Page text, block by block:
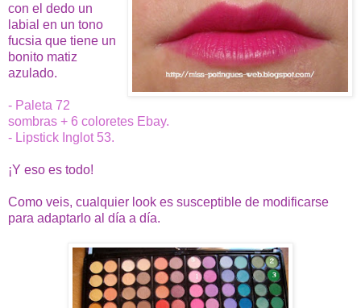
con el dedo un
labial en un tono
fucsia que tiene un
bonito matiz
azulado.
- Paleta 72
sombras + 6 coloretes Ebay.
- Lipstick Inglot 53.
¡Y eso es todo!
Como veis, cualquier look es susceptible de modificarse
para adaptarlo al día a día.